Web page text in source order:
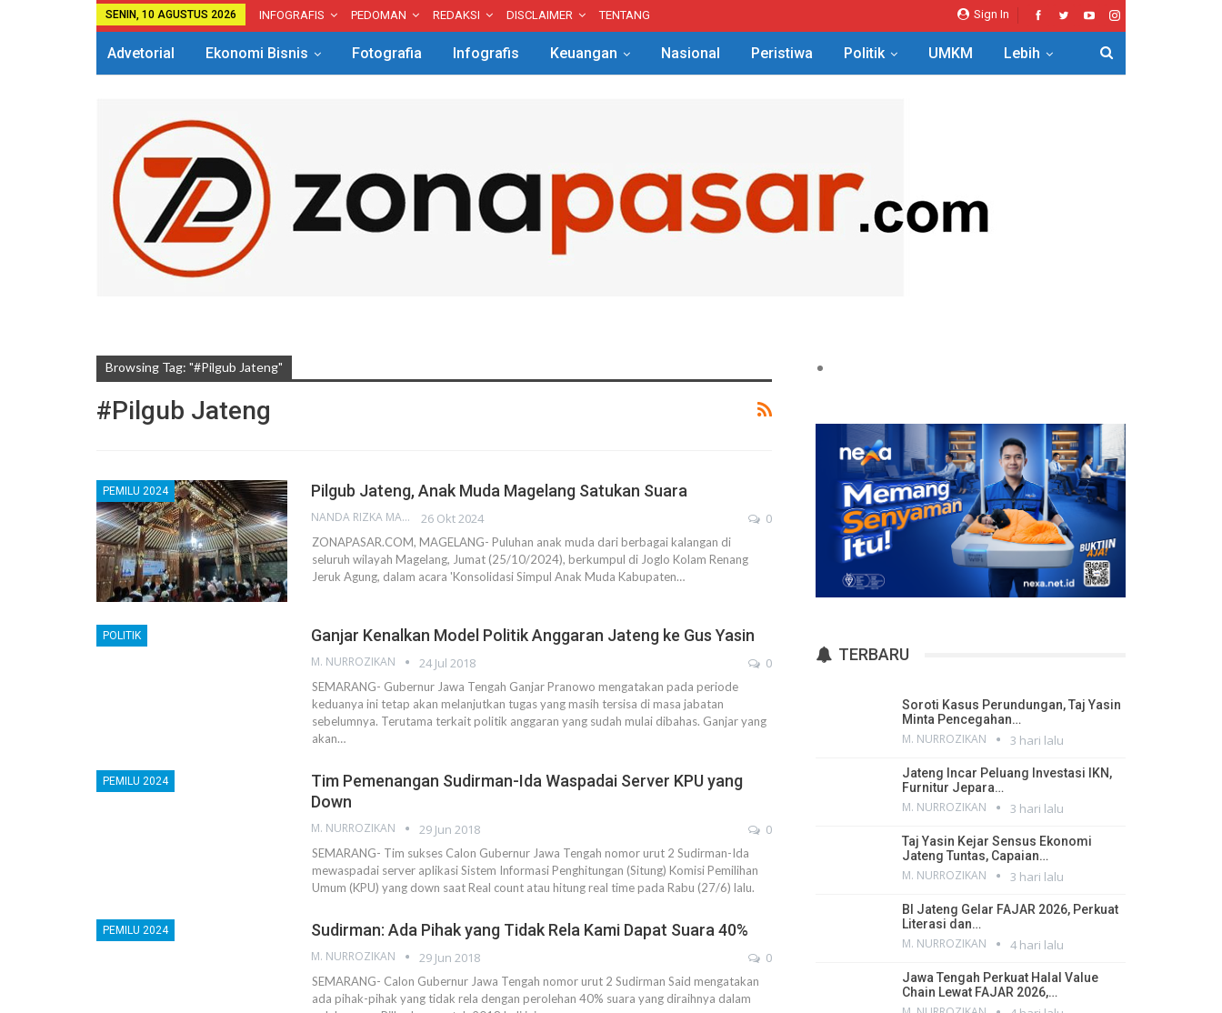
Sign In
SENIN, 10 AGUSTUS 2026 INFOGRAFIS PEDOMAN REDAKSI DISCLAIMER TENTANG
Advetorial Ekonomi Bisnis Fotografia Infografis Keuangan Nasional Peristiwa Politik UMKM Lebih
Browsing Tag: "#pilgub Jateng"
#pilgub Jateng
PEMILU 2024 Pilgub Jateng, Anak Muda Magelang Satukan Suara
NANDA RIZKA MAHENDRA 26 Okt 2024 0
ZONAPASAR.COM, MAGELANG- Puluhan anak muda dari berbagai kalangan di
seluruh wilayah Magelang, Jumat (25/10/2024), berkumpul di Joglo Kolam Renang
Jeruk Agung, dalam acara 'Konsolidasi Simpul Anak Muda Kabupaten…
POLITIK Ganjar Kenalkan Model Politik Anggaran Jateng ke Gus Yasin
M. NURROZIKAN 24 Jul 2018 0
SEMARANG- Gubernur Jawa Tengah Ganjar Pranowo mengatakan pada periode
keduanya ini tetap akan melanjutkan tugas yang masih tersisa di masa jabatan
sebelumnya. Terutama terkait politik anggaran yang sudah mulai dibahas. Ganjar yang
akan…
PEMILU 2024
Tim Pemenangan Sudirman-Ida Waspadai Server KPU yang
Down
M. NURROZIKAN 29 Jun 2018 0
SEMARANG- Tim sukses Calon Gubernur Jawa Tengah nomor urut 2 Sudirman-Ida
mewaspadai server aplikasi Sistem Informasi Penghitungan (Situng) Komisi Pemilihan
Umum (KPU) yang down saat Real count atau hitung real time pada Rabu (27/6) lalu.
PEMILU 2024 Sudirman: Ada Pihak yang Tidak Rela Kami Dapat Suara 40%
M. NURROZIKAN 29 Jun 2018 0
SEMARANG- Calon Gubernur Jawa Tengah nomor urut 2 Sudirman Said mengatakan
ada pihak-pihak yang tidak rela dengan perolehan 40% suara yang diraihnya dalam
TERBARU
Soroti Kasus Perundungan, Taj Yasin
Minta Pencegahan…
M. NURROZIKAN 3 hari lalu
Jateng Incar Peluang Investasi IKN,
Furnitur Jepara…
M. NURROZIKAN 3 hari lalu
Taj Yasin Kejar Sensus Ekonomi
Jateng Tuntas, Capaian…
M. NURROZIKAN 3 hari lalu
BI Jateng Gelar FAJAR 2026, Perkuat
Literasi dan…
M. NURROZIKAN 4 hari lalu
Jawa Tengah Perkuat Halal Value
Chain Lewat FAJAR 2026,…